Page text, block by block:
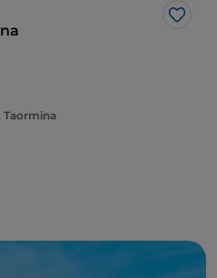
Like
Taormina